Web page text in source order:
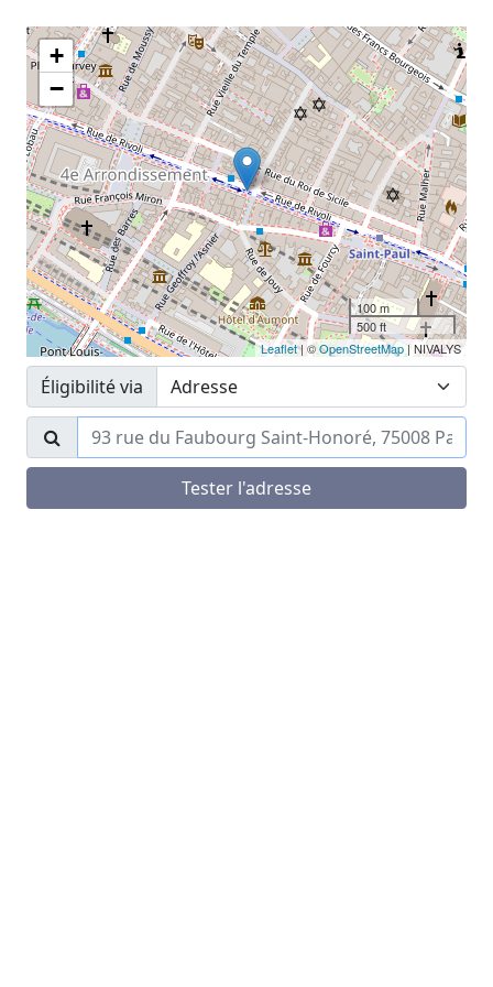
+
−
100 m
500 ft
Leaflet| ©OpenStreetMap| NIVALYS
Éligibilité via
Tester l'adresse